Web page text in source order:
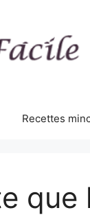
Recettes
que